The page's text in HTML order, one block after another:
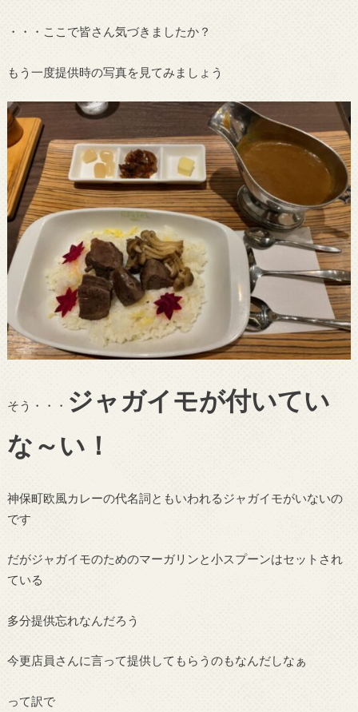
・・・ここで皆さん気づきましたか？
もう一度提供時の写真を見てみましょう
そう・・・ ジャガイモが付いてい
な～い！
神保町欧風カレーの代名詞ともいわれるジャガイモがいないの
です
だがジャガイモのためのマーガリンと小スプーンはセットされ
ている
多分提供忘れなんだろう
今更店員さんに言って提供してもらうのもなんだしなぁ
って訳で